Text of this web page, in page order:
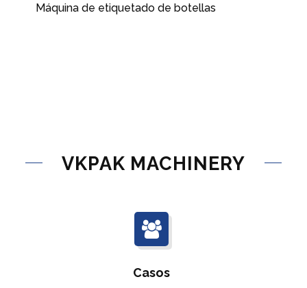
Máquina de etiquetado de botellas
VKPAK MACHINERY
Casos